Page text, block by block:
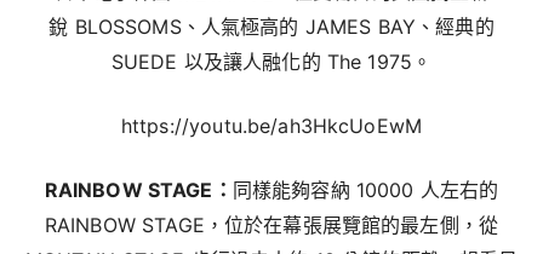
銳 BLOSSOMS、人氣極高的 JAMES BAY、經典的
SUEDE 以及讓人融化的 The 1975。
https://youtu.be/ah3HkcUoEwM
RAINBOW STAGE： 同樣能夠容納 10000 人左右的
RAINBOW STAGE，位於在幕張展覽館的最左側，從